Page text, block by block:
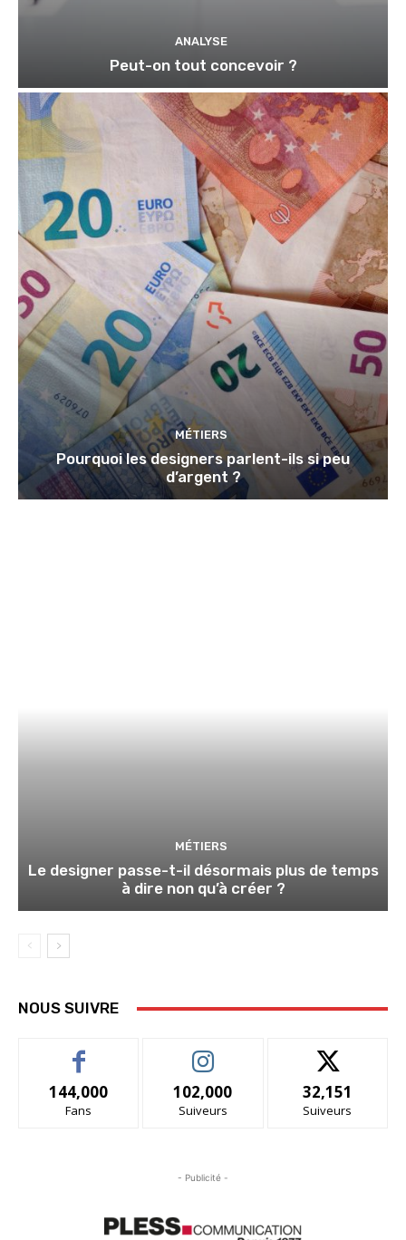
ANALYSE
Peut-on tout concevoir ?
MÉTIERS
Pourquoi les designers parlent-ils si peu
d’argent ?
MÉTIERS
Le designer passe-t-il désormais plus de temps
à dire non qu’à créer ?
NOUS SUIVRE
144,000
Fans
102,000
Suiveurs
32,151
Suiveurs
- Publicité -